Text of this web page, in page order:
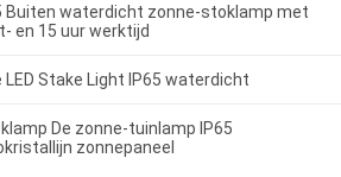
Buiten waterdicht zonne-stoklamp met
en 15 uur werktijd
Stake Light IP65 waterdicht
De zonne-tuinlamp IP65
zonnepaneel